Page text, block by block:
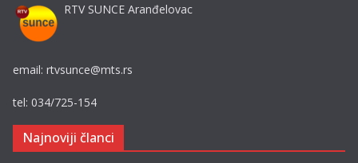
RTV SUNCE Aranđelovac
email: rtvsunce@mts.rs
tel: 034/725-154
Najnoviji članci